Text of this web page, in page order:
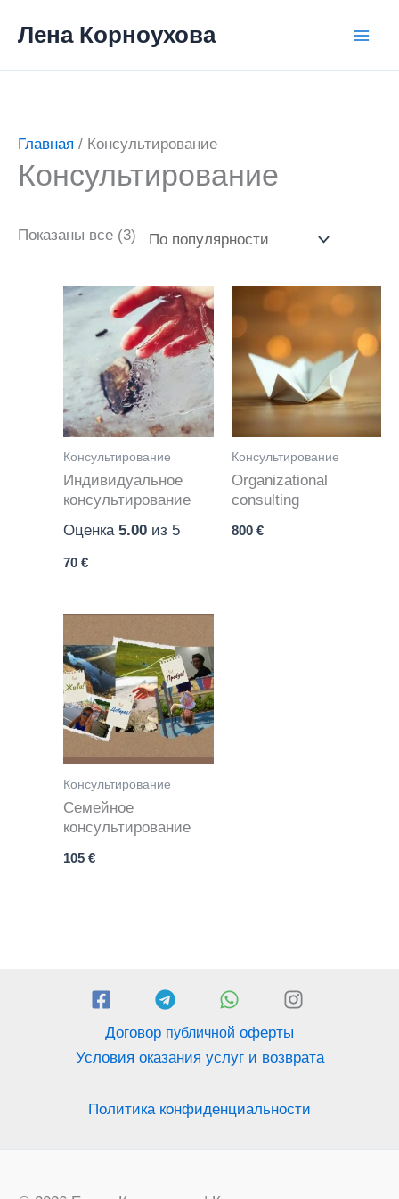
Лена Корноухова
Главная / Консультирование
Консультирование
Показаны все (3) Сортировка:
популярности
Консультирование
Индивидуальное
консультирование
Оценка 5.00 из 5
70 €
Консультирование
Organizational
consulting
800 €
Консультирование
Семейное
консультирование
105 €
Договор публичной оферты
Условия оказания услуг и возврата
Политика конфиденциальности